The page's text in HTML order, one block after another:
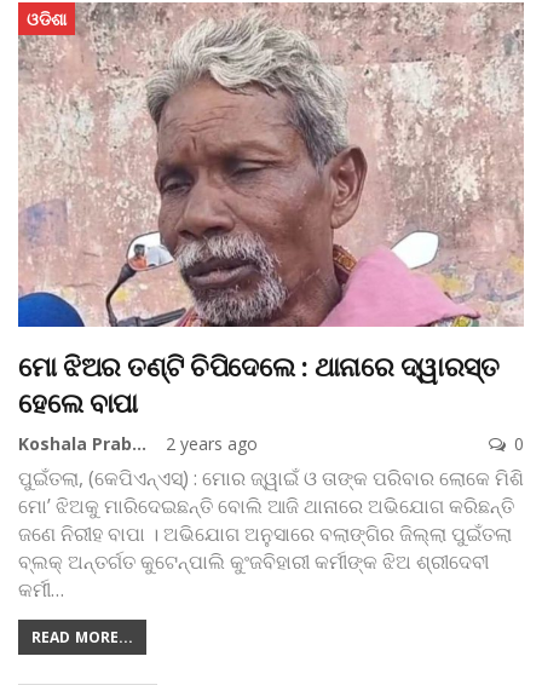
ଓଡିଶା
ମୋ ଝିଅର ତଣ୍ଟି ଚିପିଦେଲେ : ଥାନାରେ ଦ୍ୱାରସ୍ତ
ହେଲେ ବାପା
Koshala Prabaha 2 years ago 0
ପୁଇଁତଲା, (କେପିଏନ୍‌ଏସ୍‌) : ମୋର ଜ୍ୱାଇଁ ଓ ତାଙ୍କ ପରିବାର ଲୋକେ ମିଶି
ମୋ’ ଝିଅକୁ ମାରିଦେଇଛନ୍ତି ବୋଲି ଆଜି ଥାନାରେ ଅଭିଯୋଗ କରିଛନ୍ତି
ଜଣେ ନିରୀହ ବାପା । ଅଭିଯୋଗ ଅନୁସାରେ ବଲାଙ୍ଗିର ଜିଲ୍ଲା ପୁଇଁତଲା
ବ୍ଲକ୍‌ ଅନ୍ତର୍ଗତ କୁଟେନ୍‌ପାଲି କୁଂଜବିହାରୀ କର୍ମୀଙ୍କ ଝିଅ ଶ୍ରୀଦେବୀ
କର୍ମୀ…
READ MORE...